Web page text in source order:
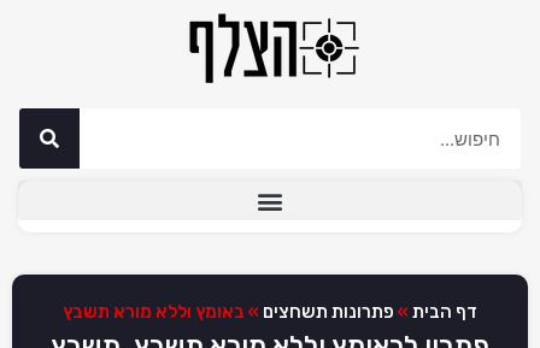
דף הבית » פתרונות תשחצים » באומץ וללא מורא תשבץ